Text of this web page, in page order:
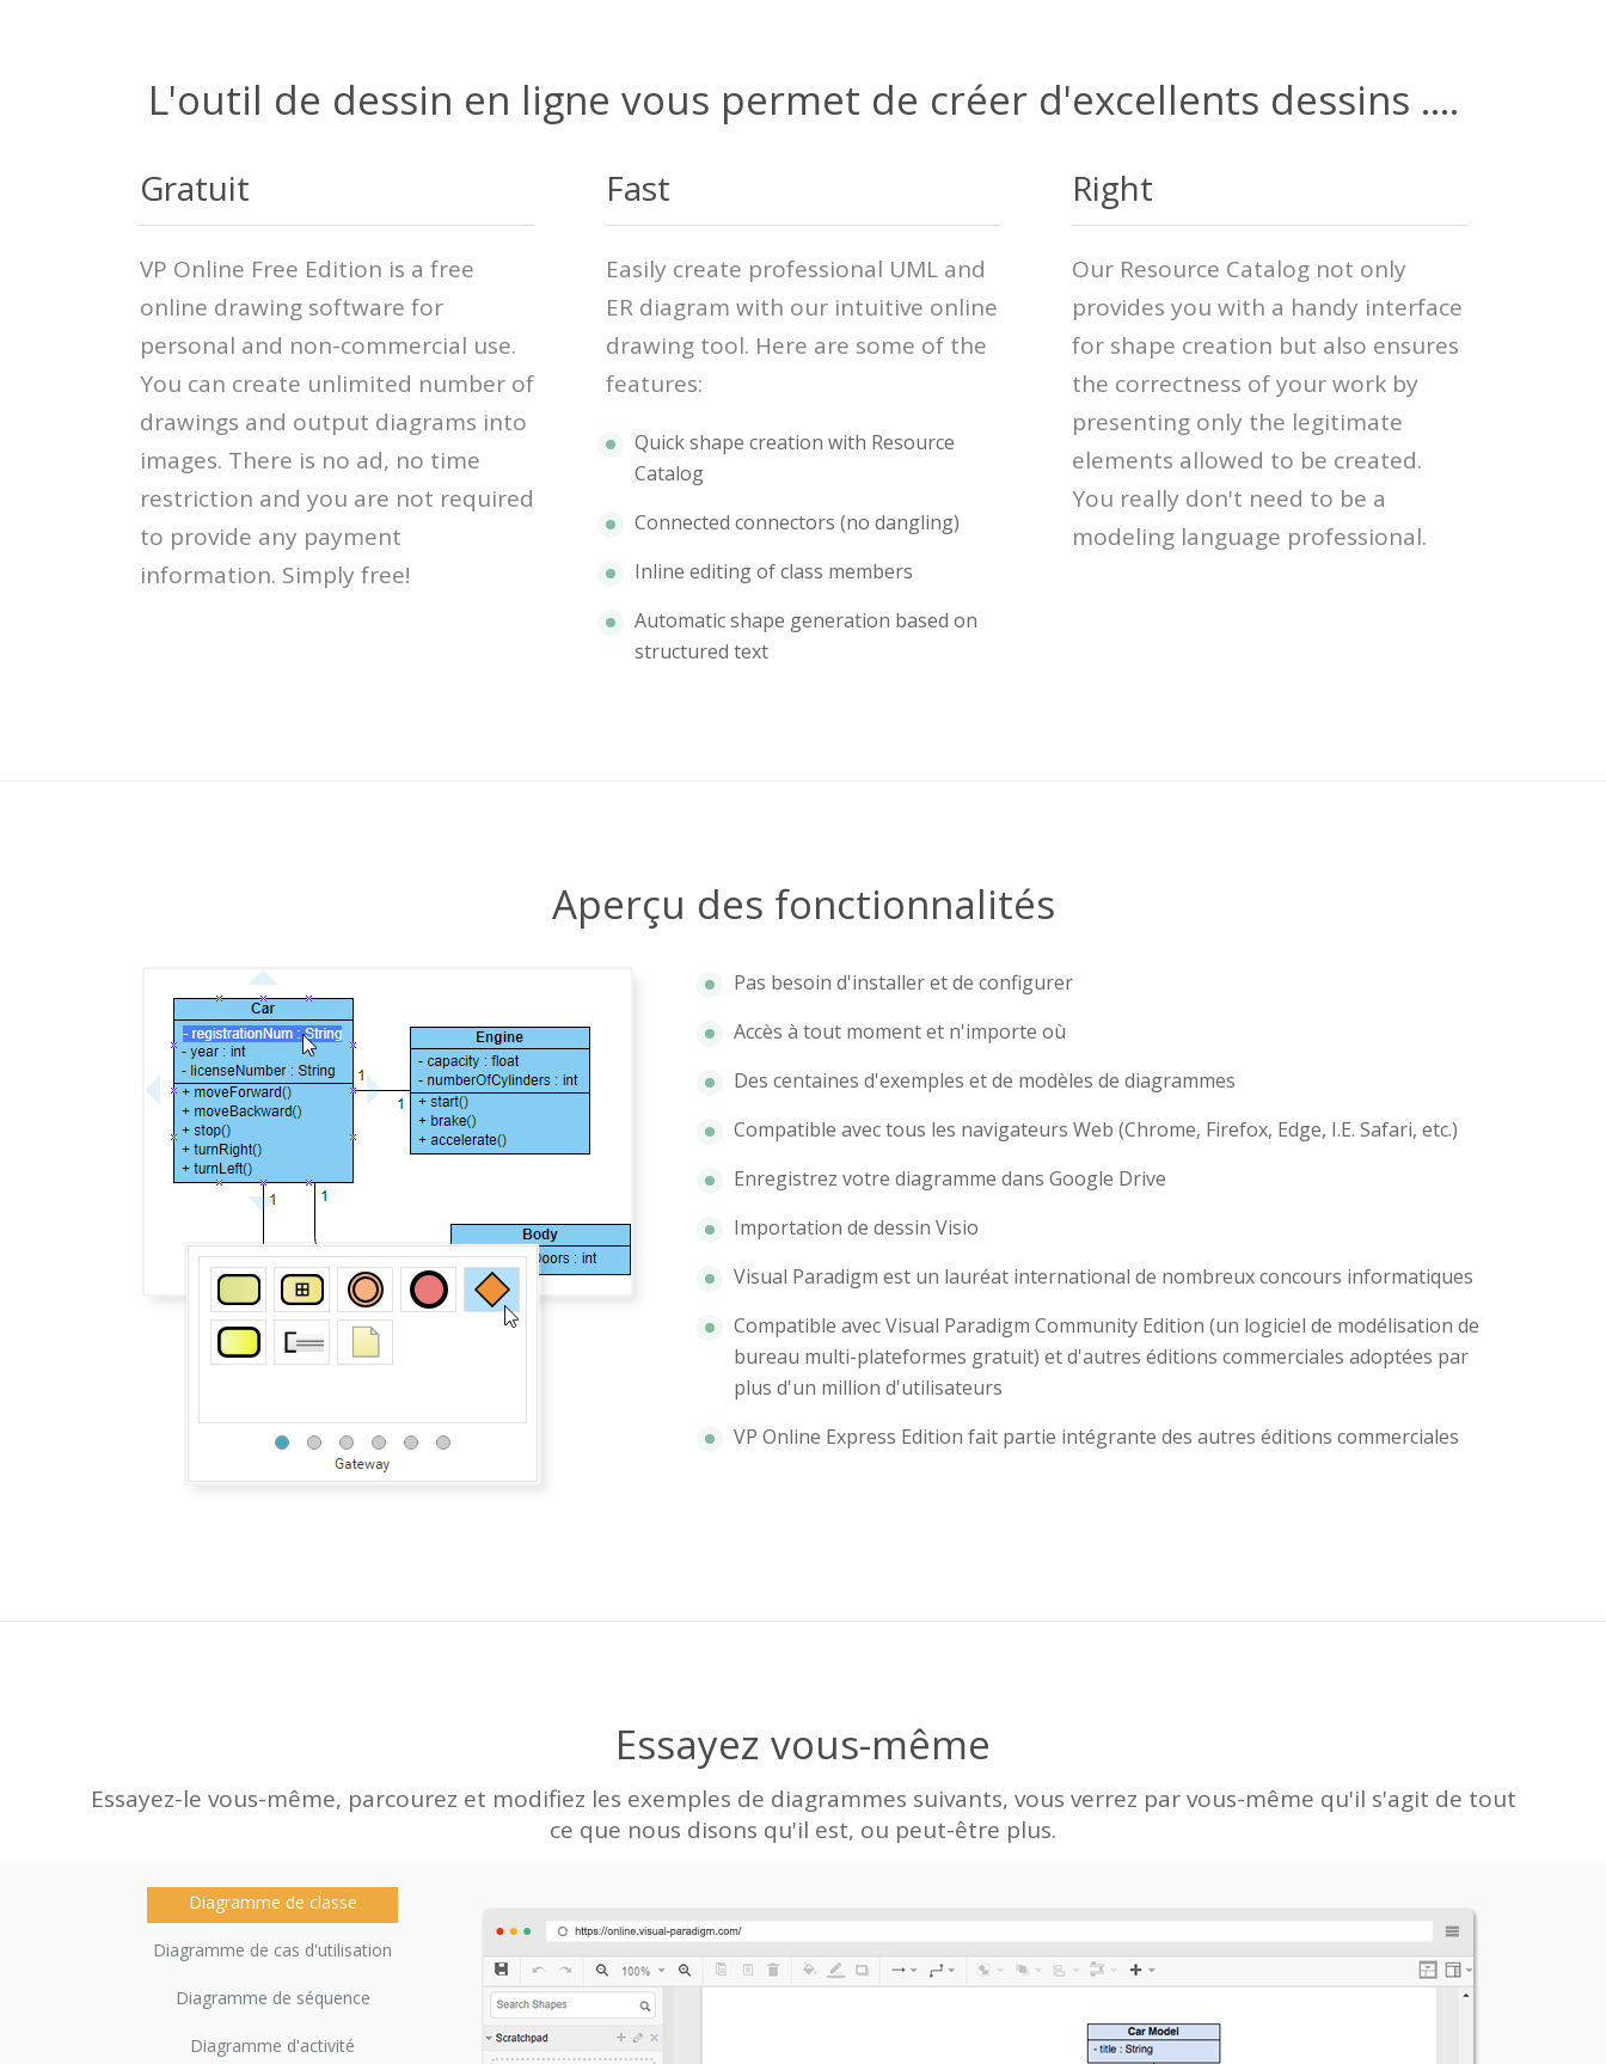
L'outil de dessin en ligne vous permet de créer d'excellents dessins ....
Gratuit
VP Online Free Edition is a free
online drawing software for
personal and non-commercial use.
You can create unlimited number of
drawings and output diagrams into
images. There is no ad, no time
restriction and you are not required
to provide any payment
information. Simply free!
Fast
Easily create professional UML and
ER diagram with our intuitive online
drawing tool. Here are some of the
features:
Quick shape creation with Resource
Catalog
Connected connectors (no dangling)
Inline editing of class members
Automatic shape generation based on
structured text
Right
Our Resource Catalog not only
provides you with a handy interface
for shape creation but also ensures
the correctness of your work by
presenting only the legitimate
elements allowed to be created.
You really don't need to be a
modeling language professional.
Aperçu des fonctionnalités
Pas besoin d'installer et de configurer
Accès à tout moment et n'importe où
Des centaines d'exemples et de modèles de diagrammes
Compatible avec tous les navigateurs Web (Chrome, Firefox, Edge, I.E. Safari, etc.)
Enregistrez votre diagramme dans Google Drive
Importation de dessin Visio
Visual Paradigm est un lauréat international de nombreux concours informatiques
Compatible avec Visual Paradigm Community Edition (un logiciel de modélisation de
bureau multi-plateformes gratuit) et d'autres éditions commerciales adoptées par
plus d'un million d'utilisateurs
VP Online Express Edition fait partie intégrante des autres éditions commerciales
Essayez vous-même
Essayez-le vous-même, parcourez et modifiez les exemples de diagrammes suivants, vous verrez par vous-même qu'il s'agit de tout
ce que nous disons qu'il est, ou peut-être plus.
Diagramme de classe
Diagramme de cas d'utilisation
Diagramme de séquence
Diagramme d'activité